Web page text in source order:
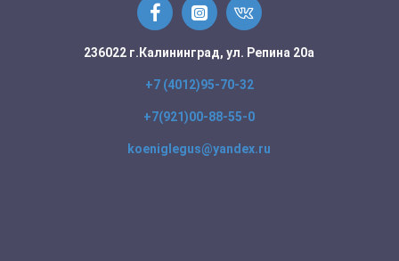
236022 г.Калининград, ул. Репина 20а
+7 (4012)95-70-32
+7(921)00-88-55-0
koeniglegus@yandex.ru